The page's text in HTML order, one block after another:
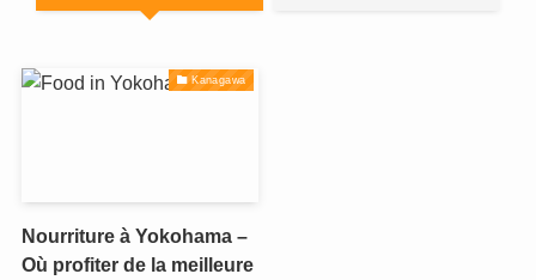
Kanagawa
Nourriture à Yokohama –
Où profiter de la meilleure